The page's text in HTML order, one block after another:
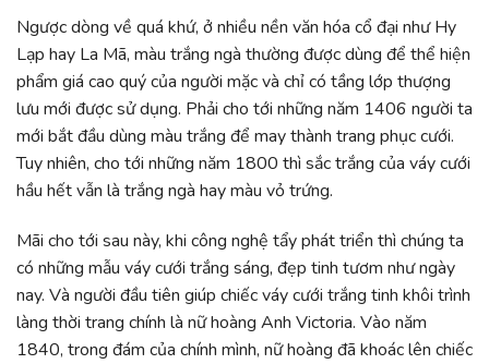
Ngược dòng về quá khứ, ở nhiều nền văn hóa cổ đại như Hy
Lạp hay La Mã, màu trắng ngà thường được dùng để thể hiện
phẩm giá cao quý của người mặc và chỉ có tầng lớp thượng
lưu mới được sử dụng. Phải cho tới những năm 1406 người ta
mới bắt đầu dùng màu trắng để may thành trang phục cưới.
Tuy nhiên, cho tới những năm 1800 thì sắc trắng của váy cưới
hầu hết vẫn là trắng ngà hay màu vỏ trứng.
Mãi cho tới sau này, khi công nghệ tẩy phát triển thì chúng ta
có những mẫu váy cưới trắng sáng, đẹp tinh tươm như ngày
nay. Và người đầu tiên giúp chiếc váy cưới trắng tinh khôi trình
làng thời trang chính là nữ hoàng Anh Victoria. Vào năm
1840, trong đám của chính mình, nữ hoàng đã khoác lên chiếc